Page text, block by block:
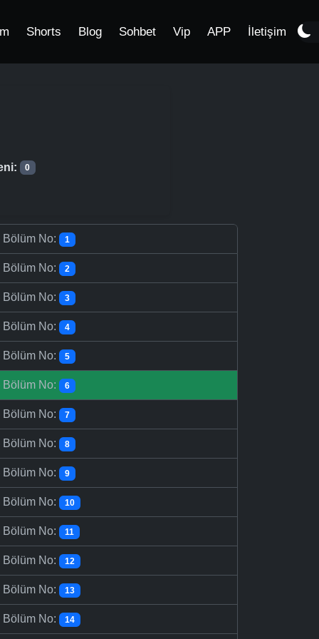
Shorts Blog Sohbet Vip APP İletişim
0
Bölüm No: 1
Bölüm No: 2
Bölüm No: 3
Bölüm No: 4
Bölüm No: 5
Bölüm No: 6
Bölüm No: 7
Bölüm No: 8
Bölüm No: 9
Bölüm No: 10
Bölüm No: 11
Bölüm No: 12
Bölüm No: 13
Bölüm No: 14